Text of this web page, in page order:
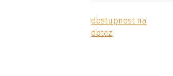
dostupnost na
dotaz